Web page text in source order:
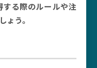
する際のルールや注
ょう。